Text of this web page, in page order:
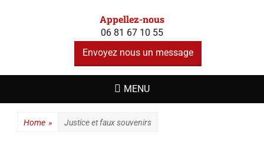
A F S I - ALERTE
SOUVENIRS
INDUITS
Appellez-nous
06 81 67 10 55
Envoyez nous un message
MENU
Home » Justice et faux souvenirs